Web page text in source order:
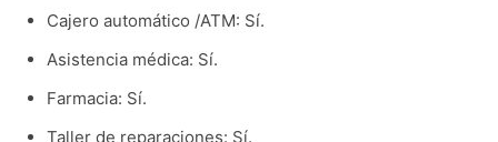
Cajero automático /ATM: Sí.
Asistencia médica: Sí.
Farmacia: Sí.
Taller de reparaciones: Sí.